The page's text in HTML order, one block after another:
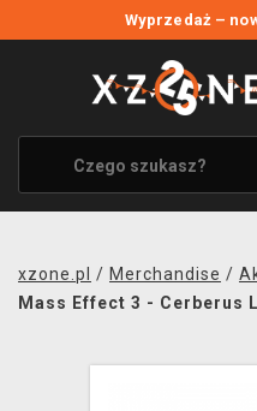
Wyprzedaż –
WYPRZEDAŻ
WSZYSTKIE MARKI
XZONE ORIGINALS
UBRANIA I AKCESORIA
SOUNDTRACKI
xzone.pl / Merchandise /
Mass Effect 3 - Cerberus